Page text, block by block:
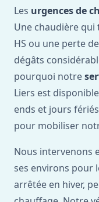
Les urgences de
Une chaudière
HS ou une perte
dégâts
pourquoi notre
Liers est disponible
ends et jours
pour mobiliser
Nous intervenons
ses environs pour
arrêtée en hiver,